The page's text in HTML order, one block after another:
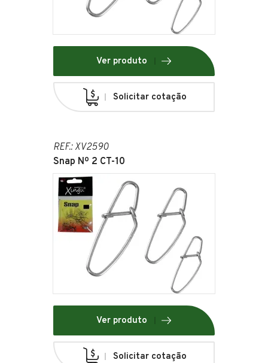
Ver produto
Solicitar cotação
REF.: XV2590
Snap Nº 2 CT-10
Ver produto
Solicitar cotação